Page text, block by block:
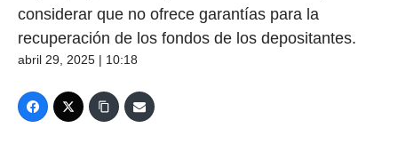
considerar que no ofrece garantías para la
recuperación de los fondos de los depositantes.
abril 29, 2025 | 10:18